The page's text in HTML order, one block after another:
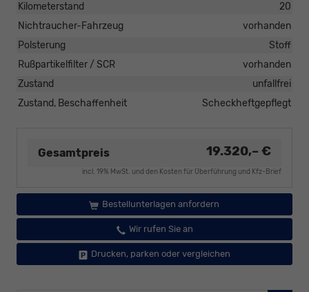
Kilometerstand
20
Nichtraucher-Fahrzeug
vorhanden
Polsterung
Stoff
Rußpartikelfilter / SCR
vorhanden
Zustand
unfallfrei
Zustand, Beschaffenheit
Scheckheftgepflegt
Gesamtpreis 19.320,– €
incl. 19% MwSt. und den Kosten für Überführung und Kfz-Brief
Bestellunterlagen anfordern
Wir rufen Sie an
Drucken, parken oder vergleichen